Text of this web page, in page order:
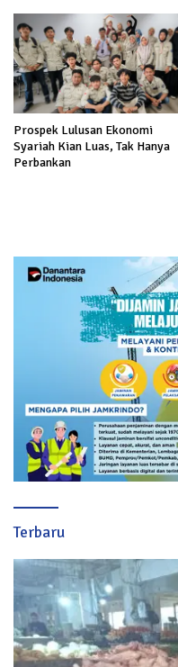
Prospek Lulusan Ekonomi
Syariah Kian Luas, Tak Hanya
Perbankan
Terbaru